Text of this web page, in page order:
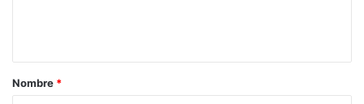
Nombre *